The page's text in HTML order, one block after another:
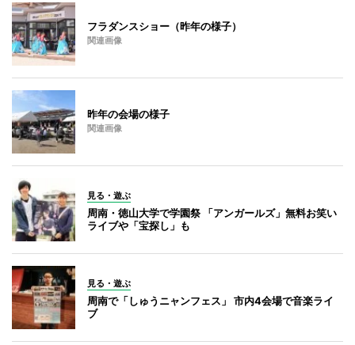
フラダンスショー（昨年の様子）
関連画像
昨年の会場の様子
関連画像
見る・遊ぶ
周南・徳山大学で学園祭 「アンガールズ」無料お笑い
ライブや「宝探し」も
見る・遊ぶ
周南で「しゅうニャンフェス」 市内4会場で音楽ライ
ブ